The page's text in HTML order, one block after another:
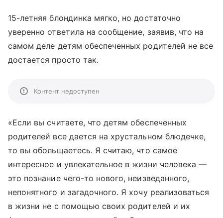
15-летняя блондинка мягко, но достаточно
уверенно ответила на сообщение, заявив, что на
самом деле детям обеспеченных родителей не все
достается просто так.
Контент недоступен
«Если вы считаете, что детям обеспеченных
родителей все дается на хрустальном блюдечке,
то вы обольщаетесь. Я считаю, что самое
интересное и увлекательное в жизни человека —
это познание чего-то нового, неизведанного,
непонятного и загадочного. Я хочу реализоваться
в жизни не с помощью своих родителей и их